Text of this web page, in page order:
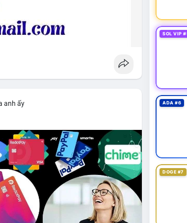
anh ấy
SOL VIP
ADA #6
DOGE #7